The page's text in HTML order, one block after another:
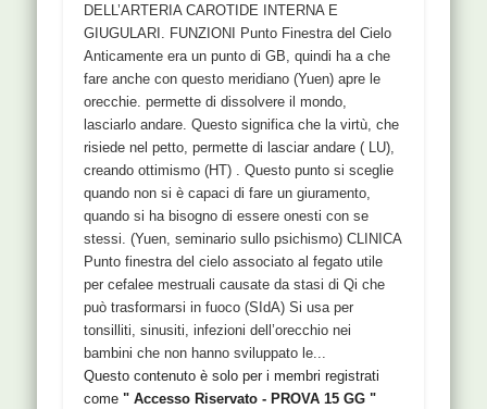
DELL’ARTERIA CAROTIDE INTERNA E
GIUGULARI. FUNZIONI Punto Finestra del Cielo
Anticamente era un punto di GB, quindi ha a che
fare anche con questo meridiano (Yuen) apre le
orecchie. permette di dissolvere il mondo,
lasciarlo andare. Questo significa che la virtù, che
risiede nel petto, permette di lasciar andare ( LU),
creando ottimismo (HT) . Questo punto si sceglie
quando non si è capaci di fare un giuramento,
quando si ha bisogno di essere onesti con se
stessi. (Yuen, seminario sullo psichismo) CLINICA
Punto finestra del cielo associato al fegato utile
per cefalee mestruali causate da stasi di Qi che
può trasformarsi in fuoco (SIdA) Si usa per
tonsilliti, sinusiti, infezioni dell’orecchio nei
bambini che non hanno sviluppato le...
Questo contenuto è solo per i membri registrati
come" Accesso Riservato - PROVA 15 GG "